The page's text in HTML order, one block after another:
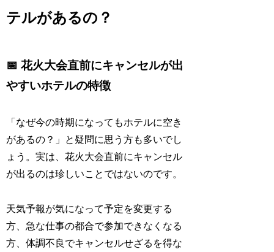
テルがあるの？
📅 花火大会直前にキャンセルが出
やすいホテルの特徴
「なぜ今の時期になってもホテルに空き
があるの？」と疑問に思う方も多いでし
ょう。実は、花火大会直前にキャンセル
が出るのは珍しいことではないのです。
天気予報が気になって予定を変更する
方、急な仕事の都合で参加できなくなる
方、体調不良でキャンセルせざるを得な